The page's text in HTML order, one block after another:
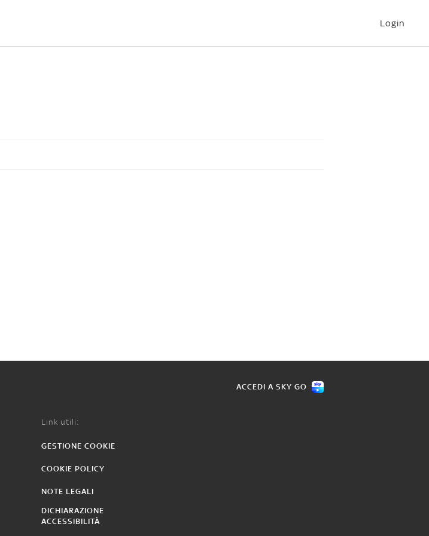
Login
ACCEDI A SKY GO
Link utili:
GESTIONE COOKIE
COOKIE POLICY
NOTE LEGALI
DICHIARAZIONE
ACCESSIBILITÀ